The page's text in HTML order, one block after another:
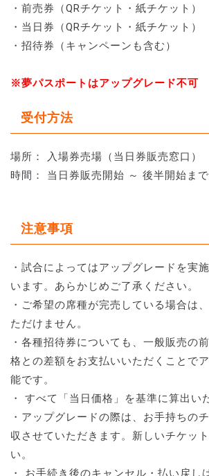
・前売券（QRチケット・紙チケット）
・当日券（QRチケット・紙チケット）
・招待券（キャンペーンも含む）
※夢パスポートはアップグレード不可
受付方法
場所： 入場券売場（当日券販売窓口）
時間： 当日券販売開始 ～ 後半開始まで
注意事項
・試合によってはアップグレードを実
います。あらかじめご了承ください。
・ご希望の席種が完売している場合は
ただけません。
・各種招待券についても、一般販売の
格との差額をお支払いいただくことで
能です。
・ すべて「当日価格」を基準に算出い
・アップグレードの際は、お手持ちの
収させていただきます。新しいチケッ
い。
・ お手続き後のキャンセル・払い戻し